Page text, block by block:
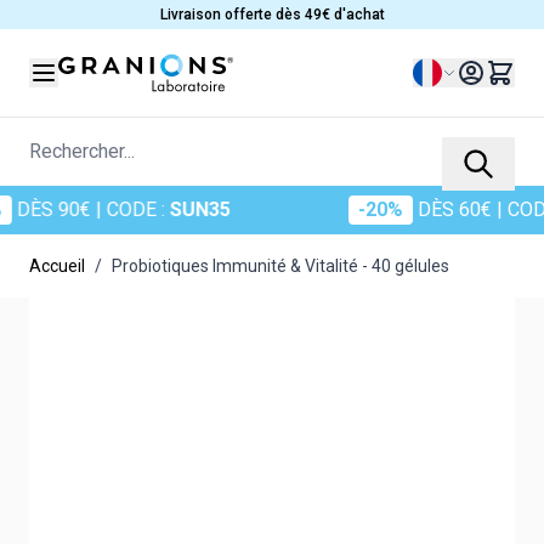
Livraison offerte dès 49€ d'achat
Langue
Rechercher...
| CODE :SUN35 DÈS 60€ | CODE :
Accueil / Probiotiques Immunité & Vitalité - 40 gélules